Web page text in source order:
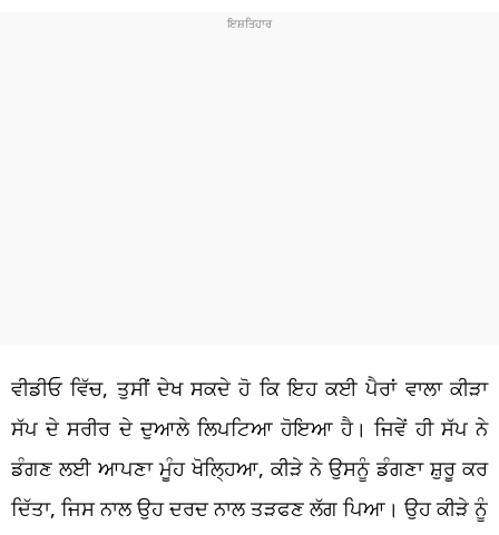
ਵੀਡੀਓ ਵਿੱਚ, ਤੁਸੀਂ ਦੇਖ ਸਕਦੇ ਹੋ ਕਿ ਇਹ ਕਈ ਪੈਰਾਂ ਵਾਲਾ ਕੀੜਾ
ਸੱਪ ਦੇ ਸਰੀਰ ਦੇ ਦੁਆਲੇ ਲਿਪਟਿਆ ਹੋਇਆ ਹੈ। ਜਿਵੇਂ ਹੀ ਸੱਪ ਨੇ
ਡੰਗਣ ਲਈ ਆਪਣਾ ਮੂੰਹ ਖੋਲ੍ਹਿਆ, ਕੀੜੇ ਨੇ ਉਸਨੂੰ ਡੰਗਣਾ ਸ਼ੁਰੂ ਕਰ
ਦਿੱਤਾ, ਜਿਸ ਨਾਲ ਉਹ ਦਰਦ ਨਾਲ ਤੜਫਣ ਲੱਗ ਪਿਆ। ਉਹ ਕੀੜੇ ਨੂੰ